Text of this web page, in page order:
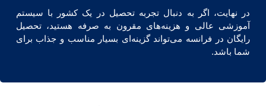
در نهایت، اگر به دنبال تجربه تحصیل در یک کشور با سیستم
آموزشی عالی و هزینه‌های مقرون به صرفه هستید، تحصیل
رایگان در فرانسه می‌تواند گزینه‌ای بسیار مناسب و جذاب برای
شما باشد.